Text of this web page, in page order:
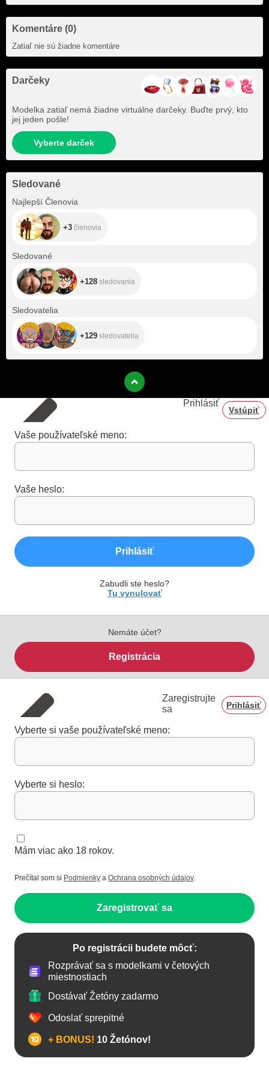
Komentáre (0)
Zatiaľ nie sú žiadne komentáre
Darčeky
Modelka zatiaľ nemá žiadne virtuálne darčeky. Buďte prvý, kto
jej jeden pošle!
Vyberte darček
Sledované
Najlepší Členovia
+3 členovia
Sledované
+128 sledovania
Sledovatelia
+129 sledovatelia
Prihlásiť
Vstúpiť
Vaše používateľské meno:
Vaše heslo:
Prihlásiť
Zabudli ste heslo?
Tu vynulovať
Nemáte účet?
Registrácia
Zaregistrujte
sa
Prihlásiť
Vyberte si vaše používateľské meno:
Vyberte si heslo:
Mám viac ako 18 rokov.
Prečítal som si Podmienky a Ochrana osobných údajov.
Zaregistrovať sa
Po registrácii budete môcť:
Rozprávať sa s modelkami v četových
miestnostiach
Dostávať Žetóny zadarmo
Odoslať sprepitné
+ BONUS! 10 Žetónov!